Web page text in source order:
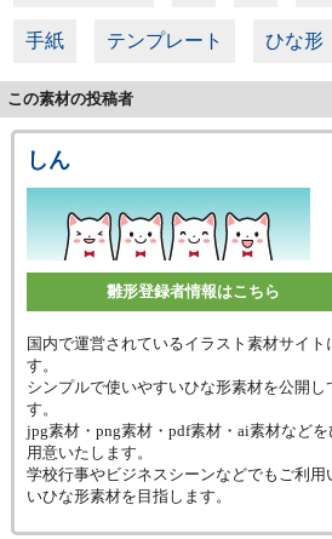
手紙 テンプレート ひな形
この素材の投稿者
しん
雛形登録者情報はこちら
国内で運営されているイラスト素材サイト
す。
シンプルで使いやすいひな形素材を公開し
す。
jpg素材・png素材・pdf素材・ai素材など
用意いたします。
学校行事やビジネスシーンなどでもご利
いひな形素材を目指します。